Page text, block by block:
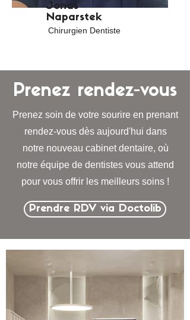
Jonas
Naparstek
Chirurgien Dentiste
Prenez rendez-vous
Prenez soin de votre sourire en prenant
rendez-vous dès aujourd'hui dans
notre nouveau cabinet dentaire, où
notre équipe de dentistes vous attend
pour vous offrir les meilleurs soins !
Prendre RDV via Doctolib